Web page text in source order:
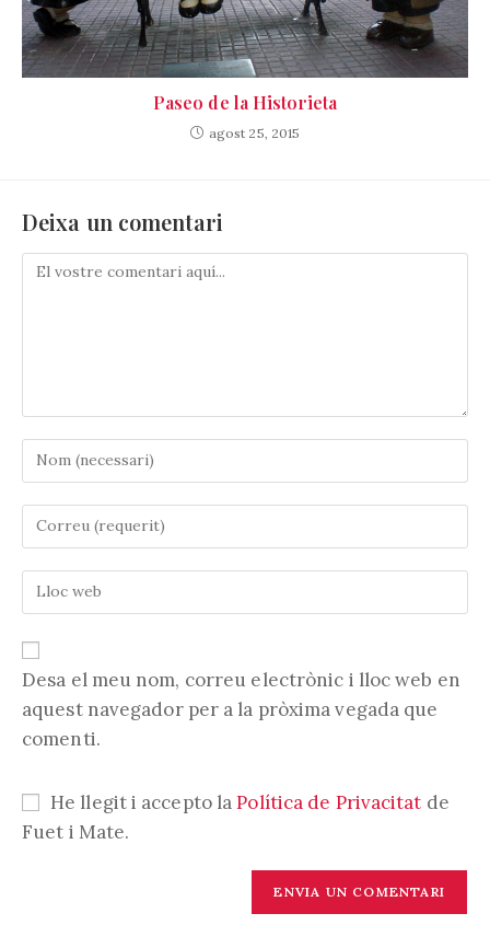
Paseo de la Historieta
agost 25, 2015
Deixa un comentari
Comenta
nom
o
nom
d'usuari
per
comentar
adreça
electrònica
comentar
vostra
(opcional)
Desa el meu nom, correu electrònic i lloc web en
aquest navegador per a la pròxima vegada que
comenti.
He llegit i accepto laPolítica de Privacitat de
Fuet i Mate.